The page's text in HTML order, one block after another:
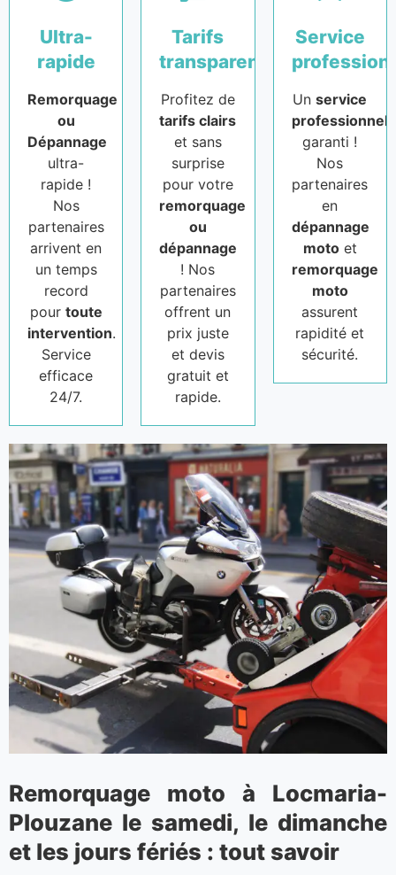
Ultra-
rapide
Remorquage
ou
Dépannage
ultra-
rapide !
Nos
partenaires
arrivent en
un temps
record
pour toute
intervention.
Service
efficace
24/7.
Tarifs
transparents
Profitez de
tarifs clairs
et sans
surprise
pour votre
remorquage
ou
dépannage
! Nos
partenaires
offrent un
prix juste
et devis
gratuit et
rapide.
Service
Unservice
professionnel
garanti !
Nos
partenaires
en
dépannage
motoet
remorquage
moto
assurent
rapidité et
sécurité.
Remorquage moto à Locmaria-
Plouzane le samedi, le dimanche
et les jours fériés : tout savoir